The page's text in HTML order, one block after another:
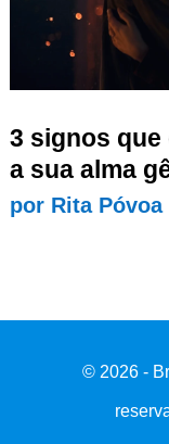
3 signos
a sua alma
por Rita Póvoa
© 2026 -